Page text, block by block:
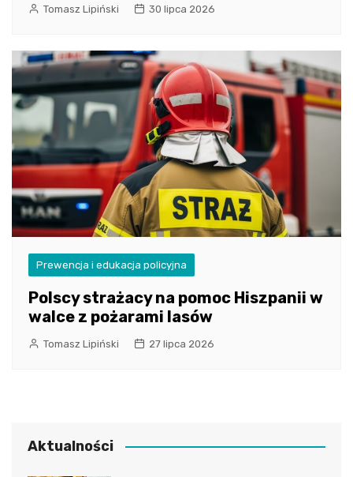
Tomasz Lipiński 30 lipca 2026
Prewencja i edukacja policyjna
Polscy strażacy na pomoc Hiszpanii w
walce z pożarami lasów
Tomasz Lipiński 27 lipca 2026
Aktualności